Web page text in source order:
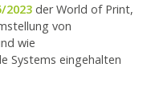
2023 der World of Print,
von
wie
Systems eingehalten